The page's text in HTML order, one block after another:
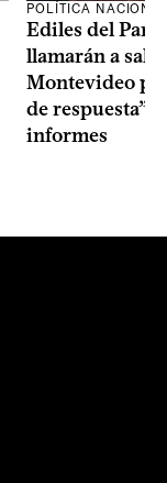
POLÍTICA
Ediles del
llamarán a sala
Montevideo
de respuesta”
informes